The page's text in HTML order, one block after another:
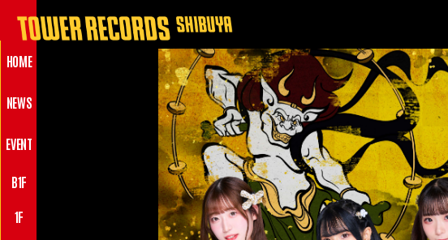
HOME
NEWS
EVENT
B1F
1F